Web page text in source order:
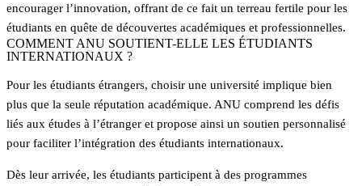
encourager l’innovation, offrant de ce fait un terreau fertile pour les
étudiants en quête de découvertes académiques et professionnelles.
COMMENT ANU SOUTIENT-ELLE LES ÉTUDIANTS
INTERNATIONAUX ?
Pour les étudiants étrangers, choisir une université implique bien
plus que la seule réputation académique. ANU comprend les défis
liés aux études à l’étranger et propose ainsi un soutien personnalisé
pour faciliter l’intégration des étudiants internationaux.
Dès leur arrivée, les étudiants participent à des programmes